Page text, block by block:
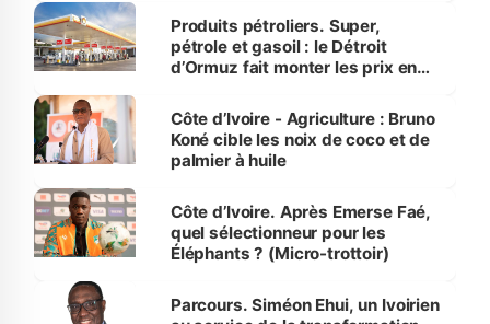
menacées
Produits pétroliers. Super,
pétrole et gasoil : le Détroit
d’Ormuz fait monter les prix en
Côte d’Ivoire - Agriculture : Bruno
Koné cible les noix de coco et de
palmier à huile
Côte d’Ivoire. Après Emerse Faé,
quel sélectionneur pour les
Éléphants ? (Micro-trottoir)
Parcours. Siméon Ehui, un Ivoirien